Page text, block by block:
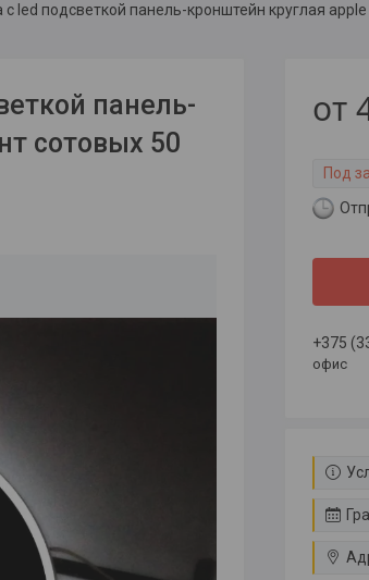
led подсветкой панель-кронштейн круглая
панель-
сотовых 50
от
Под
+375
офис